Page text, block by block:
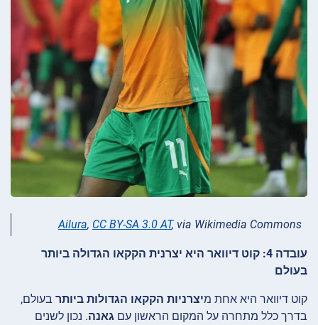
Ailura, CC BY-SA 3.0 AT, via Wikimedia Commons
עובדה 4: קוט דיוואר היא יצרנית הקקאו הגדולה ביותר
בעולם
קוט דיוואר היא אחת מיצרניות הקקאו הגדולות ביותר בעולם,
בדרך כלל מתחרה על המקום הראשון עם גאנה. נכון לשנים